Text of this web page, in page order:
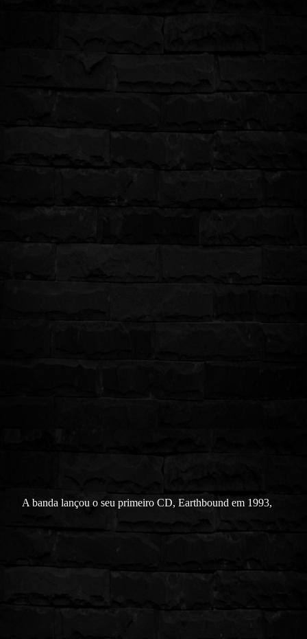
A banda lançou o seu primeiro CD, Earthbound em 1993,